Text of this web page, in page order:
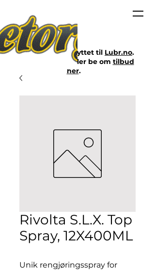
Rivolta S.L.X. Top
Spray, 12X400ML
Unik rengjøringsspray for
Nettbutikken er flyttet til Lubr.no.
Klikk på lenken eller be om tilbud
her.